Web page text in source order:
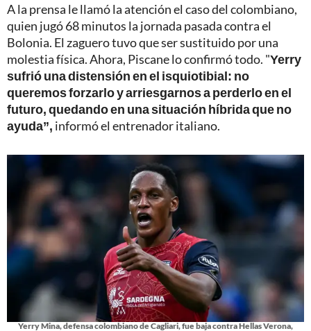
A la prensa le llamó la atención el caso del colombiano,
quien jugó 68 minutos la jornada pasada contra el
Bolonia. El zaguero tuvo que ser sustituido por una
molestia física. Ahora, Piscane lo confirmó todo. "Yerry
sufrió una distensión en el isquiotibial: no
queremos forzarlo y arriesgarnos a perderlo en el
futuro, quedando en una situación híbrida que no
ayuda”, informó el entrenador italiano.
Yerry Mina, defensa colombiano de Cagliari, fue baja contra Hellas Verona,